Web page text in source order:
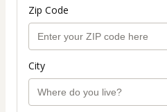
Zip Code
City